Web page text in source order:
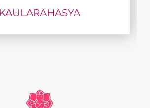
KAULARAHASYA